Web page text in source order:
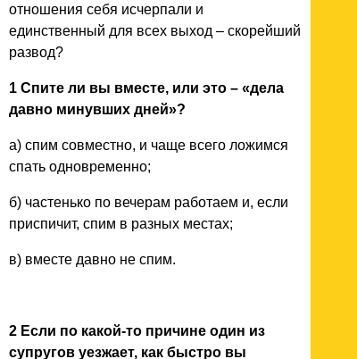
отношения себя исчерпали и
единственный для всех выход – скорейший
развод?
1 Спите ли вы вместе, или это – «дела
давно минувших дней»?
а) спим совместно, и чаще всего ложимся
спать одновременно;
б) частенько по вечерам работаем и, если
приспичит, спим в разных местах;
в) вместе давно не спим.
2 Если по какой-то причине один из
супругов уезжает, как быстро вы